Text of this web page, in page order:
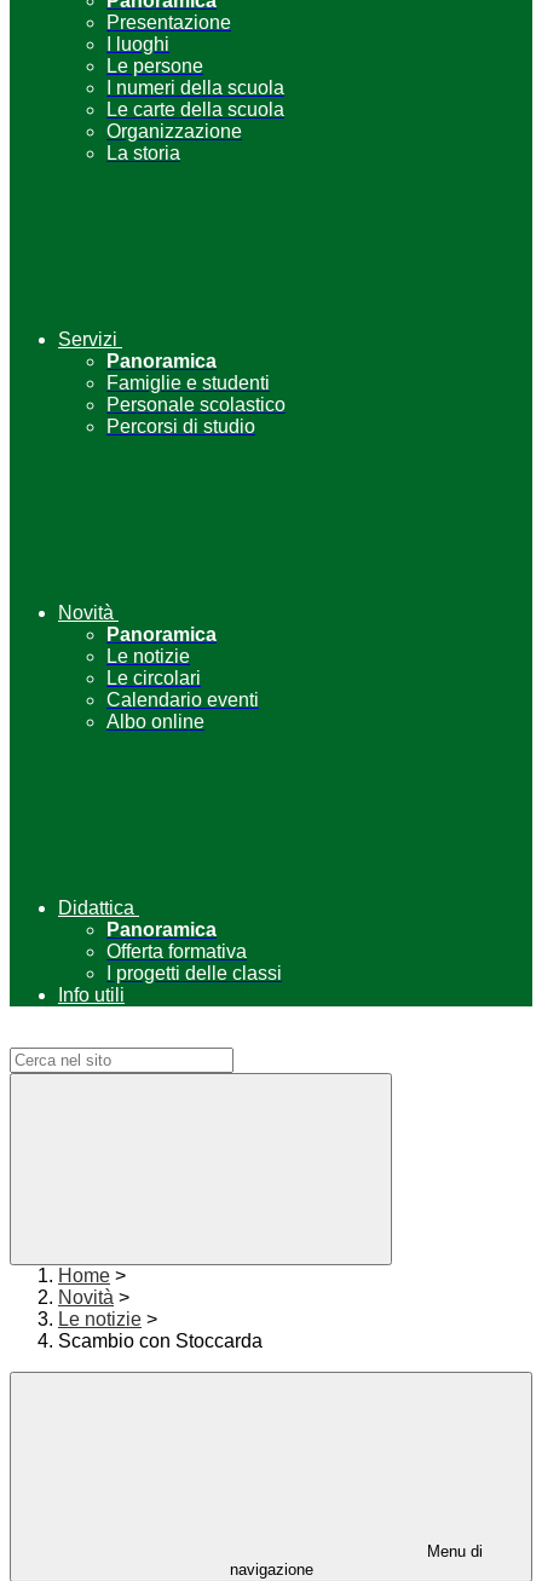
Presentazione
I luoghi
Le persone
I numeri della scuola
Le carte della scuola
Organizzazione
La storia
Servizi
Panoramica
Famiglie e studenti
Personale scolastico
Percorsi di studio
Novità
Panoramica
Le notizie
Le circolari
Calendario eventi
Albo online
Didattica
Panoramica
Offerta formativa
I progetti delle classi
Info utili
Home >
Novità >
Le notizie >
Scambio con Stoccarda
Menu di
navigazione